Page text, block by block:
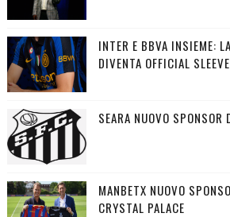
INTER E BBVA INSIEME:
DIVENTA OFFICIAL
SEARA NUOVO SPONSOR
MANBETX NUOVO
CRYSTAL PALACE